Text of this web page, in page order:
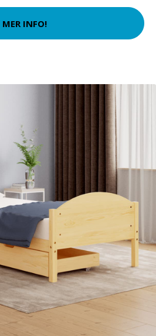
MER INFO!